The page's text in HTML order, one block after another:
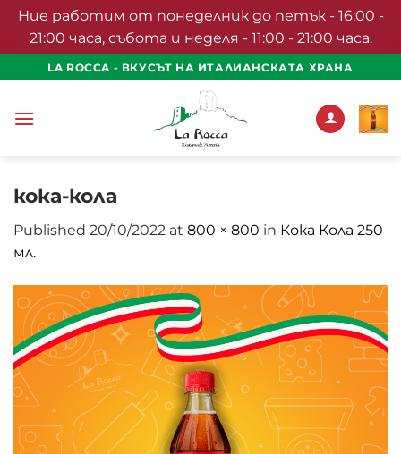
Ние работим от понеделник до петък - 16:00 -
21:00 часа, събота и неделя - 11:00 - 21:00 часа.
to
content
LA ROCCA - ВКУСЪТ НА ИТАЛИАНСКАТА ХРАНА
кока-кола
Published 20/10/2022 at 800 × 800 in Кока Кола 250
мл.